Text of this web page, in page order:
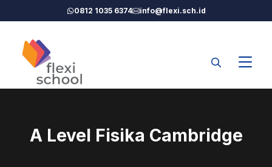
ke
0812 1035 6374 info@flexi.sch.id
A Level Fisika Cambridge